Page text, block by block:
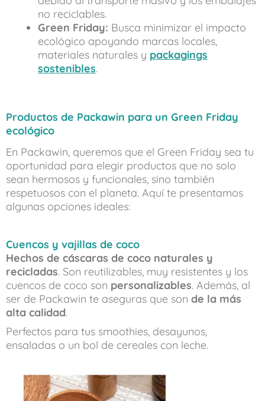
no reciclables.
Green Friday: Busca minimizar el impacto
ecológico apoyando marcas locales,
materiales naturales y packagings
sostenibles.
Productos de Packawin para un Green Friday
ecológico
En Packawin, queremos que el Green Friday sea tu
oportunidad para elegir productos que no solo
sean hermosos y funcionales, sino también
respetuosos con el planeta. Aquí te presentamos
algunas opciones ideales:
Cuencos y vajillas de coco
Hechos de cáscaras de coco naturales y
recicladas. Son reutilizables, muy resistentes y los
cuencos de coco son personalizables. Además, al
ser de Packawin te aseguras que son de la más
alta calidad.
Perfectos para tus smoothies, desayunos,
ensaladas o un bol de cereales con leche.